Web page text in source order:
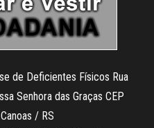
de Deficientes Físicos Rua
Senhora das Graças CEP
/ RS